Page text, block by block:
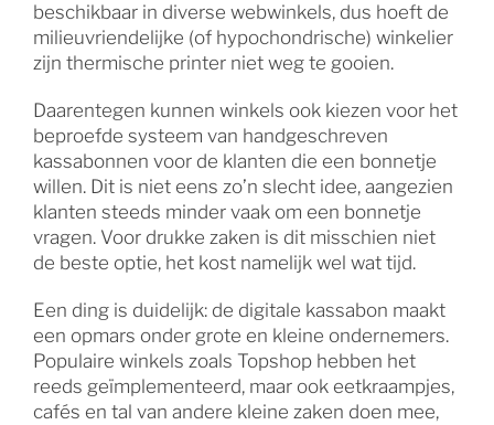
beschikbaar in diverse webwinkels, dus hoeft de
milieuvriendelijke (of hypochondrische) winkelier
zijn thermische printer niet weg te gooien.
Daarentegen kunnen winkels ook kiezen voor het
beproefde systeem van handgeschreven
kassabonnen voor de klanten die een bonnetje
willen. Dit is niet eens zo’n slecht idee, aangezien
klanten steeds minder vaak om een bonnetje
vragen. Voor drukke zaken is dit misschien niet
de beste optie, het kost namelijk wel wat tijd.
Een ding is duidelijk: de digitale kassabon maakt
een opmars onder grote en kleine ondernemers.
Populaire winkels zoals Topshop hebben het
reeds geïmplementeerd, maar ook eetkraampjes,
cafés en tal van andere kleine zaken doen mee,